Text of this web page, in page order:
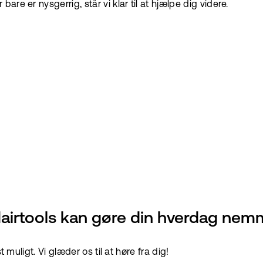
er nysgerrig, står vi klar til at hjælpe dig videre.
kan gøre din hverdag
muligt. Vi glæder os til at høre fra dig!